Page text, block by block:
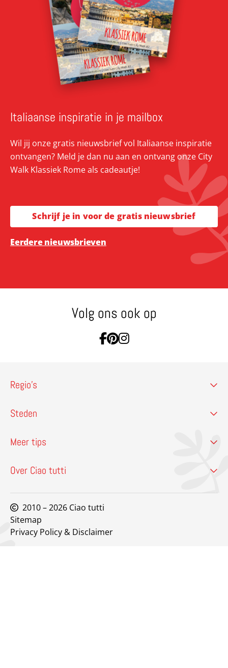
Italiaanse inspiratie in je mailbox
Wil jij onze gratis nieuwsbrief vol Italiaanse inspiratie
ontvangen? Meld je dan nu aan en ontvang onze City
Walk Klassiek Rome als cadeautje!
Schrijf je in voor de gratis nieuwsbrief
Eerdere nieuwsbrieven
Volg ons ook op
Ga naar Facebook
Ga naar Pinterest
Ga naar Instagram
Regio’s
Steden
Meer tips
Over Ciao tutti
2010 – 2026 Ciao tutti
Sitemap
Privacy Policy & Disclaimer